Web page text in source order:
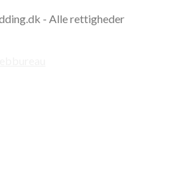
- Alle rettigheder